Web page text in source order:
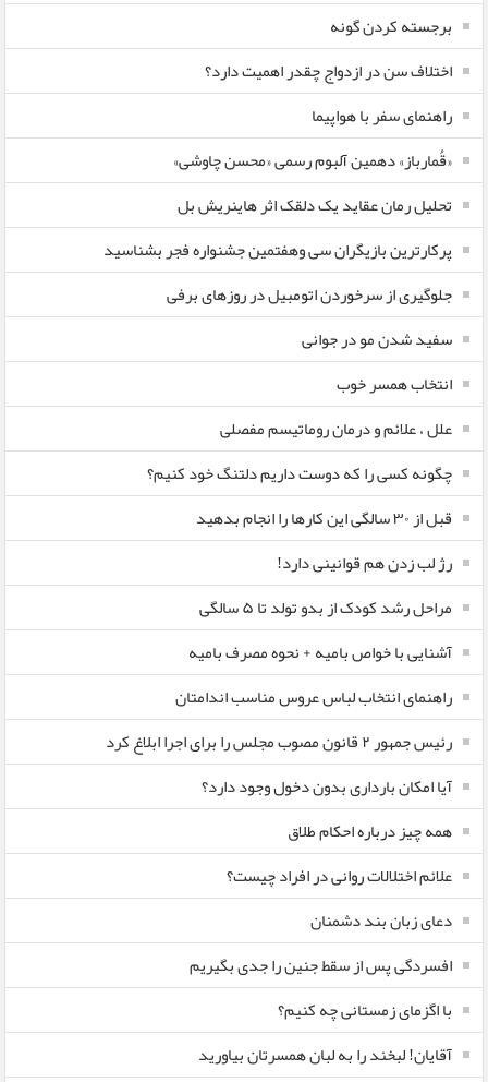
برجسته کردن گونه
اختلاف سن در ازدواج چقدر اهمیت دارد؟
راهنمای سفر با هواپیما
«قُمارباز» دهمین آلبوم رسمی «محسن چاوشی»
تحلیل رمان عقاید یک دلقک اثر هاینریش بل
پرکارترین بازیگران سی وهفتمین جشنواره فجر بشناسید
جلوگیری از سرخوردن اتومبیل در روزهای برفی
سفید شدن مو در جوانی
انتخاب همسر خوب
علل ، علائم و درمان روماتیسم مفصلی
چگونه کسی را که دوست داریم دلتنگ خود کنیم؟
قبل از ۳۰ سالگی این کارها را انجام بدهید
رژ لب زدن هم قوانینی دارد!
مراحل رشد کودک از بدو تولد تا ۵ سالگی
آشنایی با خواص بامیه + نحوه مصرف بامیه
راهنمای انتخاب لباس عروس مناسب اندامتان
رئیس جمهور ۲ قانون مصوب مجلس را برای اجرا ابلاغ کرد
آیا امکان بارداری بدون دخول وجود دارد؟
همه چیز درباره احکام طلاق
علائم اختلالات روانی در افراد چیست؟
دعای زبان بند دشمنان
افسردگی پس از سقط جنین را جدی بگیریم
با اگزمای زمستانی چه کنیم؟
آقایان! لبخند را به لبان همسرتان بیاورید